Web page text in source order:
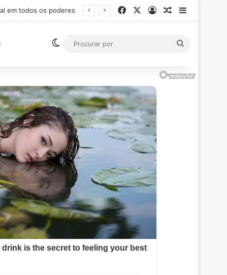
em todos os poderes FacebookEntrarArtigoBarra
Switch skin